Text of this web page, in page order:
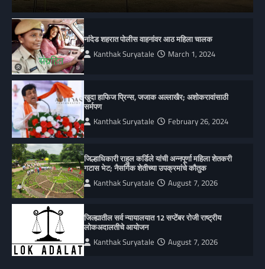
नांदेड शहरात पोलीस वाहनांवर आठ महिला चालक
Kanthak Suryatale March 1, 2024
खुदा हाफिज प्रिन्स, जजाक अल्लाखैर; अशोकरावांसाठी
सर्मपण
Kanthak Suryatale February 26, 2024
जिल्हाधिकारी राहुल कर्डिले यांची अन्नपूर्णा महिला शेतकरी
गटास भेट; नैसर्गिक शेतीच्या उपक्रमांचे कौतुक
Kanthak Suryatale August 7, 2026
जिल्ह्यातील सर्व न्यायालयात 12 सप्टेंबर रोजी राष्ट्रीय
लोकअदालतीचे आयोजन
Kanthak Suryatale August 7, 2026